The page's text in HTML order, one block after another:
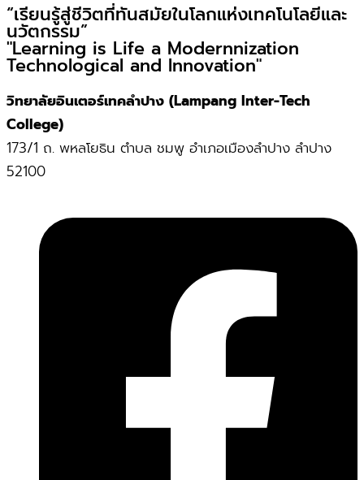
“เรียนรู้สู่ชีวิตที่ทันสมัยในโลกแห่งเทคโนโลยีและ
นวัตกรรม”
"Learning is Life a Modernnization
Technological and Innovation"
วิทยาลัยอินเตอร์เทคลำปาง (Lampang Inter-Tech
College)
173/1 ถ. พหลโยธิน ตำบล ชมพู อำเภอเมืองลำปาง ลำปาง
52100